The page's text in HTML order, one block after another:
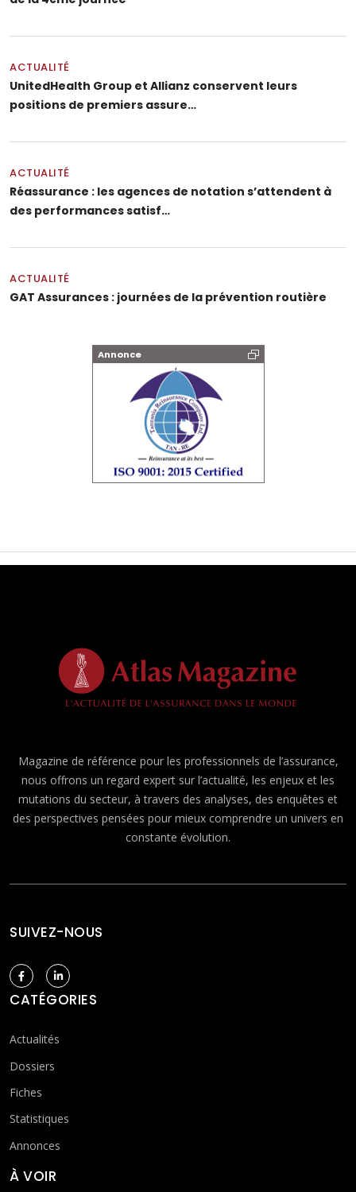
ACTUALITÉ
UnitedHealth Group et Allianz conservent leurs
positions de premiers assure…
ACTUALITÉ
Réassurance : les agences de notation s’attendent à
des performances satisf…
ACTUALITÉ
GAT Assurances : journées de la prévention routière
Annonce
Magazine de référence pour les professionnels de l’assurance,
nous offrons un regard expert sur l’actualité, les enjeux et les
mutations du secteur, à travers des analyses, des enquêtes et
des perspectives pensées pour mieux comprendre un univers en
constante évolution.
SUIVEZ-NOUS
CATÉGORIES
Actualités
Dossiers
Fiches
Statistiques
Annonces
À VOIR